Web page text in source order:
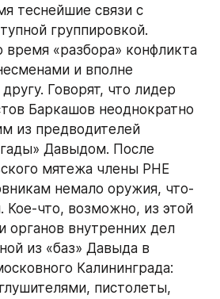
теснейшие связи с
группировкой.
время «разбора» конфликта
и вполне
Говорят, что лидер
Баркашов неоднократно
из предводителей
Давыдом. После
мятежа члены РНЕ
немало оружия, что-
Кое-что, возможно, из этой
органов внутренних дел
из «баз» Давыда в
Калининграда:
пистолеты,